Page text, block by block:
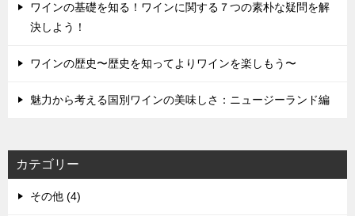
ワインの基礎を知る！ワインに関する７つの素朴な疑問を解
決しよう！
ワインの歴史〜歴史を知ってよりワインを楽しもう〜
魅力から考える国別ワインの美味しさ：ニュージーランド編
カテゴリー
その他 (4)